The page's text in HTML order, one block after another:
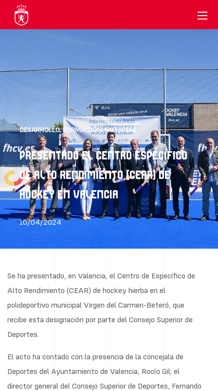
DESARROLLO,FORMACIÓN,NOTICIAS
PRESENTADO EL CENTRO ESPECÍFICO
DE ALTO RENDIMIENTO (CEAR) DE
HOCKEY EN VALENCIA
10/04/2024
Se ha presentado, en Valencia, el Centro de Específico de
Alto Rendimiento (CEAR) de hockey hierba en el
polideportivo municipal Virgen del Carmen-Beteró, que
recibe esta designación por parte del Consejo Superior de
Deportes.
El acto ha contado con la presencia de la concejala de
Deportes del Ayuntamiento de Valencia, Rocío Gil; el
director general del Consejo Superior de Deportes, Fernando